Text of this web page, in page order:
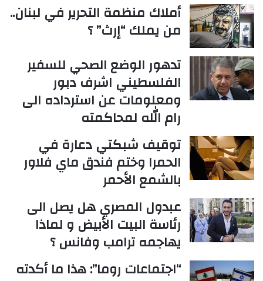
أملاك منظمة التحرير في لبنان..
من يملك “إرث” ؟
تدهور الوضع الصحي للسفير
الفلسطيني اشرف دبور
ومعلومات عن استرداده الى
رام الله لمحاكمته
توقيف شبكتي دعارة في
الحمرا وختم فندق ماي فلاور
بالشمع الأحمر
عبدول المصري هل يصل الى
رئاسة البيت الأبيض و لماذا
يهاجمه ترامب وفانس ؟
“اجتماعات روما”: هذا ما أكدته